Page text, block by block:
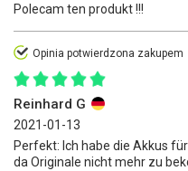
Polecam ten produkt !!!
Opinia potwierdzona zakupem
Reinhard G
2021-01-13
Perfekt: Ich habe die Akkus
da Originale nicht mehr zu